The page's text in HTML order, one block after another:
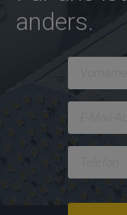
anders.